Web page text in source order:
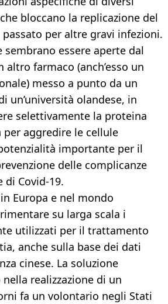
bloccano la replicazione del
per altre gravi infezioni.
essere aperte dal
farmaco (anch’esso un
messo a punto da un
un’università olandese, in
selettivamente la proteina
per aggredire le cellule
importante per il
delle complicanze
di Covid-19.
Europa e nel mondo
su larga scala i
utilizzati per il trattamento
anche sulla base dei dati
cinese. La soluzione
realizzazione di un
fa un volontario negli Stati